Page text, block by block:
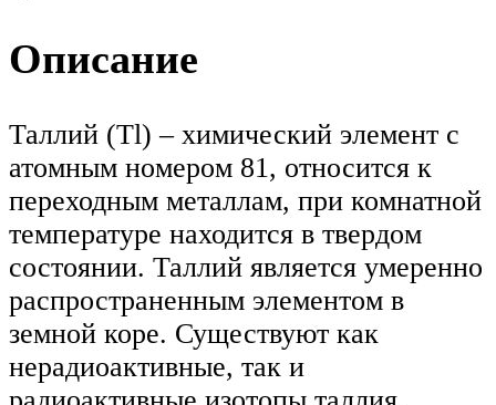
Описание
Таллий (Tl) – химический элемент с
атомным номером 81, относится к
переходным металлам, при комнатной
температуре находится в твердом
состоянии. Таллий является умеренно
распространенным элементом в
земной коре. Существуют как
нерадиоактивные, так и